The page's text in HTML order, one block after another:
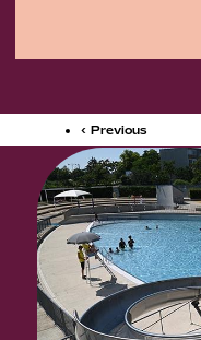
‹ Previous